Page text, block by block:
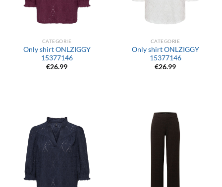
CATEGORIE
Only shirt ONLZIGGY
15377146
€26.99
CATEGORIE
Only shirt ONLZIGGY
15377146
€26.99